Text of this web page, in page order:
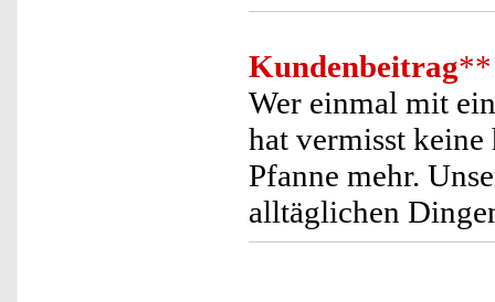
Kundenbeitrag**
Wer einmal mit
hat vermisst
Pfanne mehr.
alltäglichen